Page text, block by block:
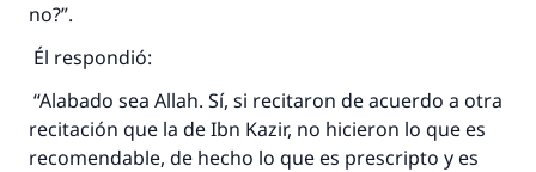
no?”.
Él respondió:
“Alabado sea Allah. Sí, si recitaron de acuerdo a otra
recitación que la de Ibn Kazir, no hicieron lo que es
recomendable, de hecho lo que es prescripto y es